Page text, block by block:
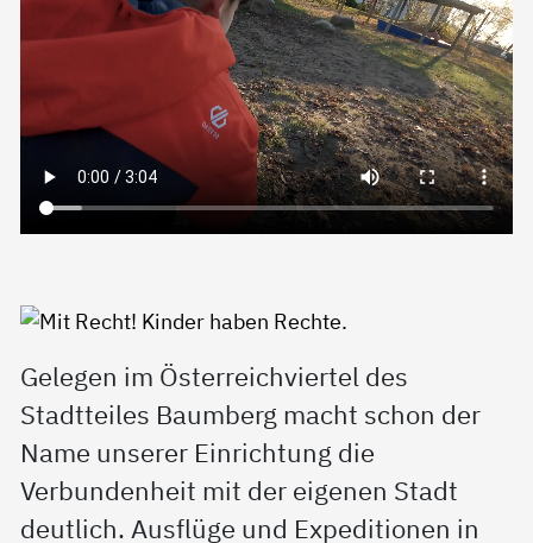
Gelegen im Österreichviertel des
Stadtteiles Baumberg macht schon der
Name unserer Einrichtung die
Verbundenheit mit der eigenen Stadt
deutlich. Ausflüge und Expeditionen in